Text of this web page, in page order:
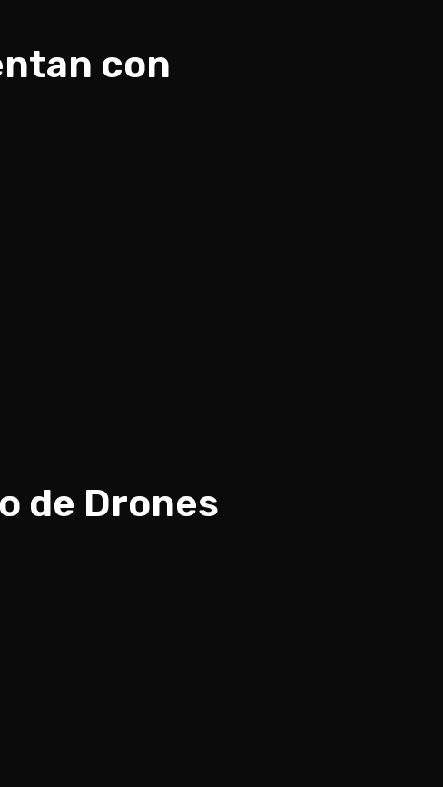
con
de Drones